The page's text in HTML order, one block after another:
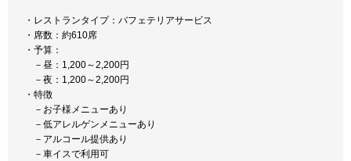
・レストランタイプ：バフェテリアサービス
・席数：約610席
・予算：
－昼：1,200～2,200円
－夜：1,200～2,200円
・特徴
－お子様メニューあり
－低アレルゲンメニューあり
－アルコール提供あり
－車イスで利用可